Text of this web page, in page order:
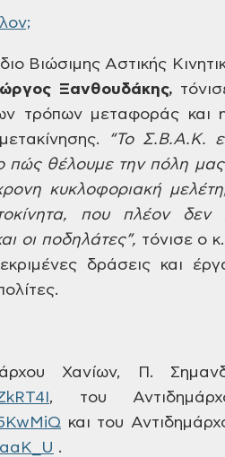
Βιώσιμης Αστικής
Ξανθουδάκης,
τρόπων μεταφοράς και
“ΤοΣ.Β.Α.Κ.
πώς θέλουμετην πόλη
κυκλοφοριακή
που πλέον δεν
οι ποδηλάτες”, τόνισε ο κ.
δράσεις και
Χανίων, Π.
, του
και του
.